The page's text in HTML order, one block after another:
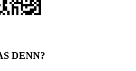
DENN?